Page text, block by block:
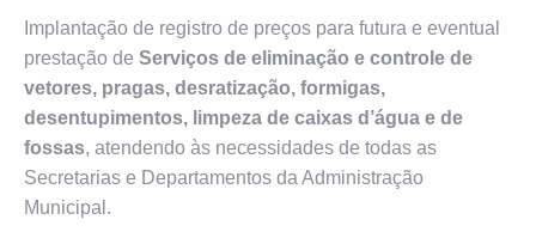
Implantação de registro de preços para futura e eventual
prestação de Serviços de eliminação e controle de
vetores, pragas, desratização, formigas,
desentupimentos, limpeza de caixas d’água e de
fossas, atendendo às necessidades de todas as
Secretarias e Departamentos da Administração
Municipal.